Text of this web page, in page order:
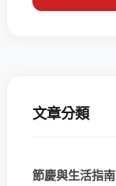
文章分類
節慶與生活指南